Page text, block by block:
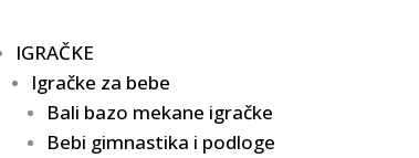
IGRAČKE
Igračke za bebe
Bali bazo mekane igračke
Bebi gimnastika i podloge